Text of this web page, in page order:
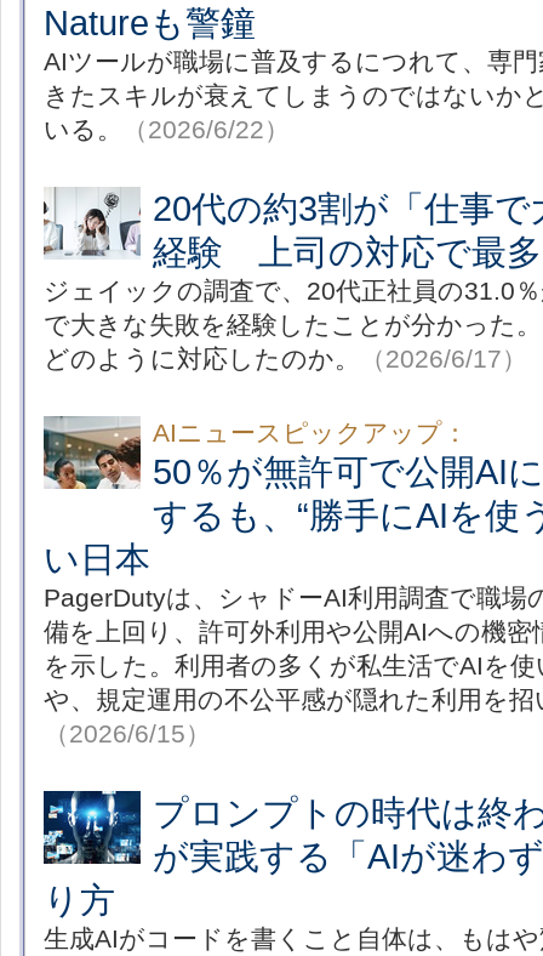
Natureも警鐘
AIツールが職場に普及するにつれて、専
きたスキルが衰えてしまうのではないか
いる。
（2026/6/22）
20代の約3割が「仕事
経験 上司の対応で最
ジェイックの調査で、20代正社員の31.0
で大きな失敗を経験したことが分かった
どのように対応したのか。
（2026/6/17）
AIニュースピックアップ：
50％が無許可で公開AI
するも、“勝手にAIを使
い日本
PagerDutyは、シャドーAI利用調査で職場
備を上回り、許可外利用や公開AIへの機
を示した。利用者の多くが私生活でAIを
や、規定運用の不公平感が隠れた利用を
（2026/6/15）
プロンプトの時代は終
が実践する「AIが迷わ
り方
生成AIがコードを書くこと自体は、もは